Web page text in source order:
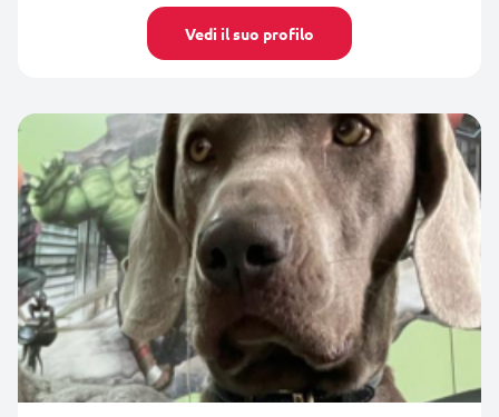
Vedi il suo profilo